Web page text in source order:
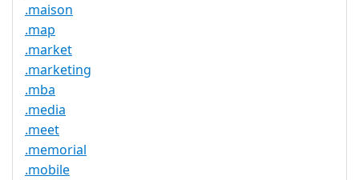
.maison
.map
.market
.marketing
.mba
.media
.meet
.memorial
.mobile